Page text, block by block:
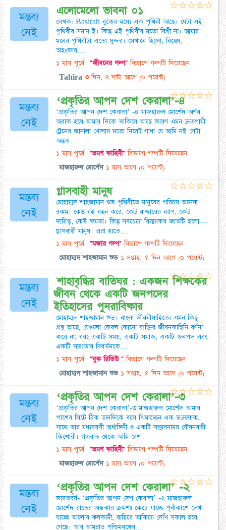
মন্তব্য
নেই
এলোমেলো ভাবনা ০১
লেখক: Basirah বুকের মধ্যে এক পৃথিবী আছে। যেটা এই
পৃথিবীর সমান ই। কিন্তু এই পৃথিবীর মতো বিশ্রী না। আমার
মনের পৃথিবীটা এতো সুন্দর। সেখানে হিংসা, বিদ্বেষ,
অহংকার....
১ মাস পূর্বে "জীবনের গল্প"বিভাগে গল্পটি দিয়েছেন
Tahira ৩ দিন, ৪ ঘন্টা আগে (০ পয়েন্ট)
☆☆☆☆☆
মন্তব্য
নেই
‘প্রকৃতির আপন দেশ কেরালা’-৪
‘প্রকৃতির আপন দেশ কেরালা’ -৪ মাজহারুল মোর্শেদ অর্ণব
অবাক হয়ে আমার দিকে তাকিয়ে আছে কারণ এমন দ্রুতগামী
ট্রেনের জানালা খোলার মতো নিরেট গাধা যে আমি নই সেটা
অন্তত....
১ মাস পূর্বে "ভ্রমণ কাহিনী"বিভাগে গল্পটি দিয়েছেন
মাজহারুল মোর্শেদ ১ মাস আগে (০ পয়েন্ট)
☆☆☆☆☆
মন্তব্য
নেই
গ্লাসবাহী মানুষ
মোহাম্মদ শাহজামান শুভ পৃথিবীতে মানুষের পরিচয় অনেক
রকম। কেউ বই বহন করে, কেউ বাজারের ব্যাগ, কেউ
দায়িত্ব, কেউ ক্ষমতা। কিন্তু সবচেয়ে বিস্ময়কর জাতটি হলো—
গ্লাসবাহী মানুষ। এরা হাতে....
১ মাস পূর্বে "মজার গল্প"বিভাগে গল্পটি দিয়েছেন
মোহাম্মদ শাহজামান শুভ ১ সপ্তাহ, ৫ দিন আগে (০ পয়েন্ট)
☆☆☆☆☆
মন্তব্য
নেই
শাহাবৃদ্ধির বাতিঘর : একজন শিক্ষকের
জীবন থেকে একটি জনপদের
ইতিহাসের পুনরাবিষ্কার
মোহাম্মদ শাহজামান শুভ। বাংলা জীবনীসাহিত্যে এমন কিছু
গ্রন্থ আছে, যেগুলো কেবল কোনো ব্যক্তির জীবনকাহিনি বর্ণনা
করে না; বরং একটি সময়, একটি সমাজ, একটি জনপদ এবং
একটি সভ্যতার বিবর্তনকে....
১ মাস পূর্বে "বুক রিভিউ "বিভাগে গল্পটি দিয়েছেন
মোহাম্মদ শাহজামান শুভ ১ সপ্তাহ, ৫ দিন আগে (০ পয়েন্ট)
☆☆☆☆☆
মন্তব্য
নেই
‘প্রকৃতির আপন দেশ কেরালা’-৩
‘প্রকৃতির আপন দেশ কেরালা’-৩ মাজহারুল মোর্শেদ আমার
পাশের সিটে ঠিক ডানদিকে বসে ঝিমাচ্ছেন এক ভদ্রলোক,
সাথে তার মধ্যবয়সী অর্ধাঙ্গিনী ও একটি সম্ভাবনাময় যৌবনবতী
কিশোরী। গতরাত থেকে আমি বেশ....
১ মাস পূর্বে "ভ্রমণ কাহিনী"বিভাগে গল্পটি দিয়েছেন
মাজহারুল মোর্শেদ ১ মাস আগে (০ পয়েন্ট)
☆☆☆☆☆
মন্তব্য
নেই
‘প্রকৃতির আপন দেশ কেরালা’ -২
ভারতবর্ষ- ‘প্রকৃতির আপন দেশ কেরালা’ -২ মাজহারুল
মোর্শেদ রাতের অন্ধকার ক্রমশঃ কেটে যাচ্ছে পূর্বাকাশে দেখা
যাচ্ছে আলোর ঝলকানী, বাহিরে তাকিয়ে দেখি সকাল হয়ে
গেছে। আর আমরাও পশ্চিমবঙ্গের....
☆☆☆☆☆